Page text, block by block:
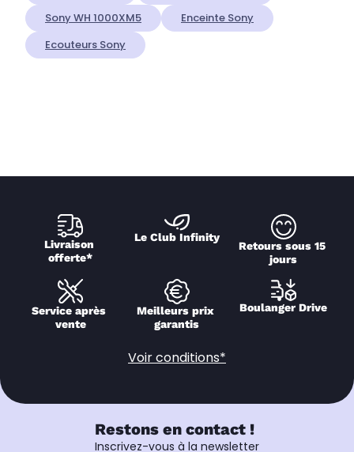
Sony WH 1000XM5
Enceinte Sony
Ecouteurs Sony
Livraison
offerte*
Le Club Infinity
Retours sous 15
jours
Service après
vente
Meilleurs prix
garantis
Boulanger Drive
Voir conditions*
Restons en contact !
Inscrivez-vous à la newsletter